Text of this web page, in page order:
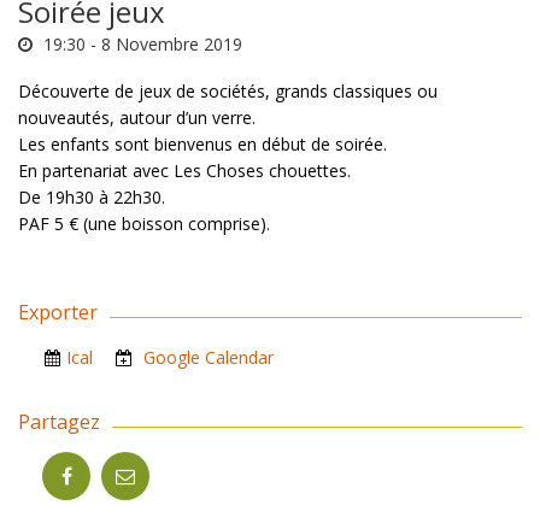
Soirée jeux
19:30 - 8 Novembre 2019
Découverte de jeux de sociétés, grands classiques ou
nouveautés, autour d’un verre.
Les enfants sont bienvenus en début de soirée.
En partenariat avec Les Choses chouettes.
De 19h30 à 22h30.
PAF 5 € (une boisson comprise).
Exporter
Ical Google Calendar
Partagez